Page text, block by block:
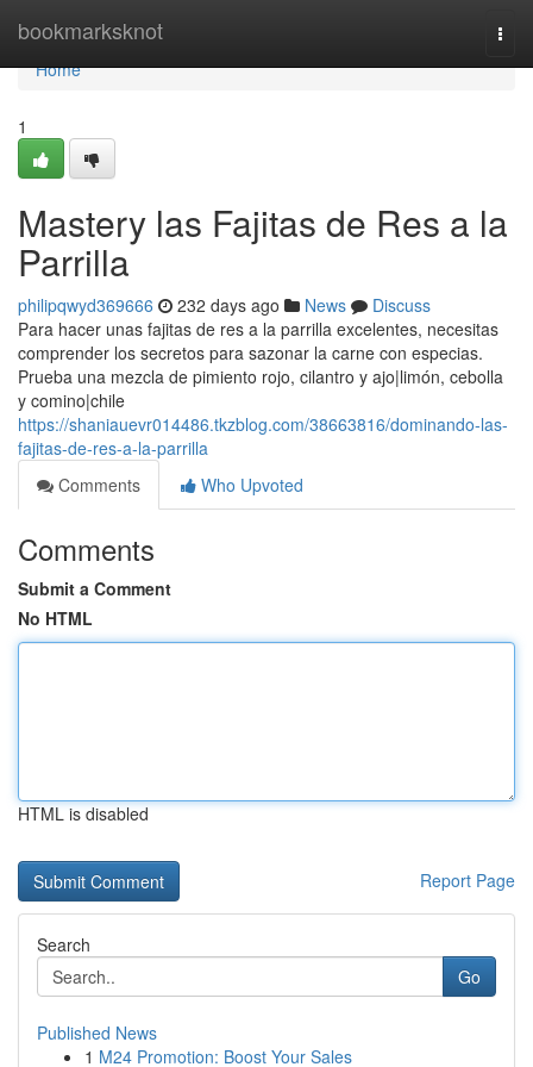
bookmarksknot
Home
Home
1
Mastery las Fajitas de Res a la
Parrilla
philipqwyd369666 232 days ago News
Discuss
Para hacer unas fajitas de res a la parrilla excelentes, necesitas
comprender los secretos para sazonar la carne con especias.
Prueba una mezcla de pimiento rojo, cilantro y ajo|limón, cebolla
y comino|chile
https://shaniauevr014486.tkzblog.com/38663816/dominando-las-
fajitas-de-res-a-la-parrilla
Comments
Who Upvoted
Comments
Submit a Comment
No HTML
HTML is disabled
Report Page
Search
Go
Published News
1 M24 Promotion: Boost Your Sales